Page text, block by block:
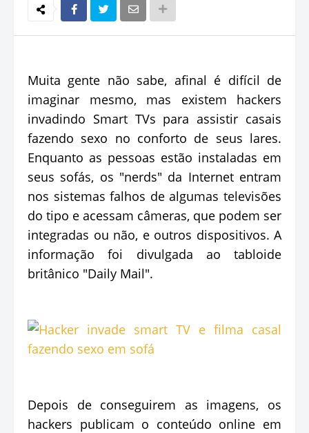
Muita gente não sabe, afinal é difícil de
imaginar mesmo, mas existem hackers
invadindo Smart TVs para assistir casais
fazendo sexo no conforto de seus lares.
Enquanto as pessoas estão instaladas em
seus sofás, os "nerds" da Internet entram
nos sistemas falhos de algumas televisões
do tipo e acessam câmeras, que podem ser
integradas ou não, e outros dispositivos. A
informação foi divulgada ao tabloide
britânico "Daily Mail".
Depois de conseguirem as imagens, os
hackers publicam o conteúdo online em